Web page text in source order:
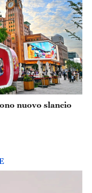
nuovo slancio